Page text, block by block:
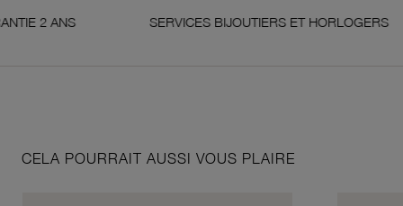
ANS SERVICES BIJOUTIERS ET HORLOGERS
CELA POURRAIT AUSSI VOUS PLAIRE